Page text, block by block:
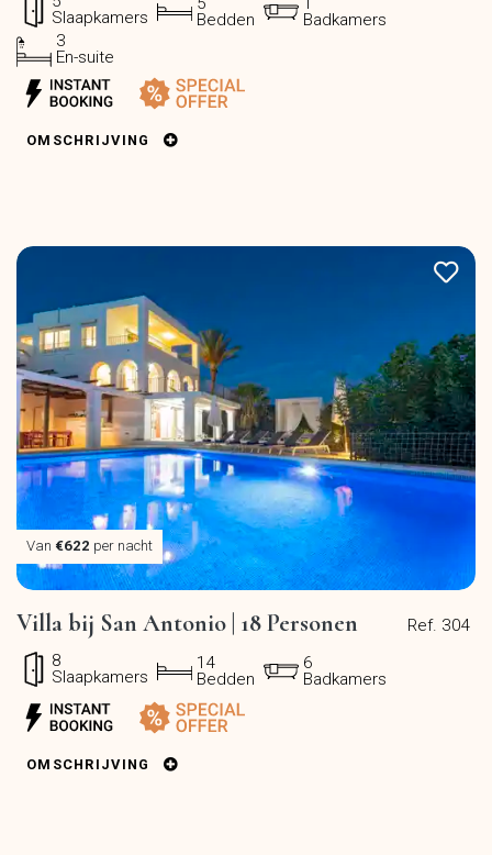
Slaapkamers
Bedden
Badkamers
3
En-suite
OMSCHRIJVING
Van €622 per nacht
Ref. 304
Villa bij San Antonio | 18 Personen
8
Slaapkamers
14
Bedden
6
Badkamers
OMSCHRIJVING